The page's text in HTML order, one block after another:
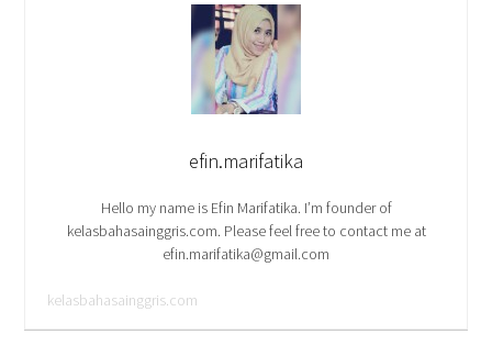
efin.marifatika
Hello my name is Efin Marifatika. I’m founder of
kelasbahasainggris.com. Please feel free to contact me at
efin.marifatika@gmail.com
kelasbahasainggris.com